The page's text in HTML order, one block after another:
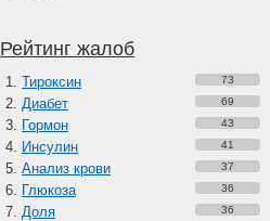
Рейтинг жалоб
Тироксин 73
Диабет 69
Гормон 43
Инсулин 41
Анализ крови 37
Глюкоза 36
Доля 36